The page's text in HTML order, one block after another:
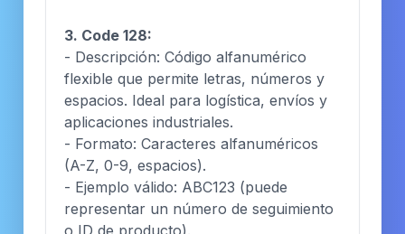
3. Code 128:
- Descripción: Código alfanumérico
flexible que permite letras, números y
espacios. Ideal para logística, envíos y
aplicaciones industriales.
- Formato: Caracteres alfanuméricos
(A-Z, 0-9, espacios).
- Ejemplo válido: ABC123 (puede
representar un número de seguimiento
o ID de producto).